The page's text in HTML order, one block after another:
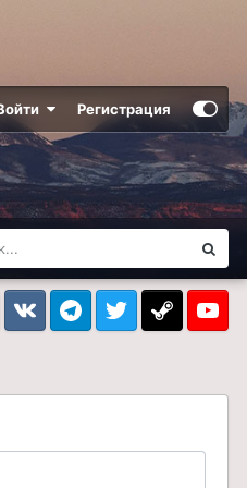
Регистрация
VK TelegramTwitter Steam